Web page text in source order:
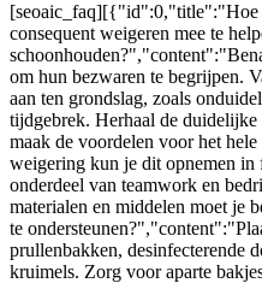
[seoaic_faq][{"id":0,"title":"Hoe
consequent weigeren mee te
om hun bezwaren te begrijpen.
aan ten grondslag, zoals
tijdgebrek. Herhaal de duidelijke
maak de voordelen voor het
weigering kun je dit opnemen in
onderdeel van teamwork en
materialen en middelen moet je
te
prullenbakken, desinfecterende
kruimels. Zorg voor aparte